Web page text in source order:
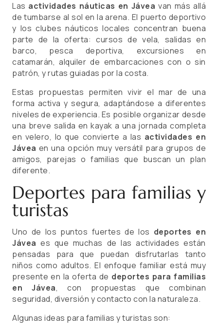
Las actividades náuticas en Jávea van más allá
de tumbarse al sol en la arena. El puerto deportivo
y los clubes náuticos locales concentran buena
parte de la oferta: cursos de vela, salidas en
barco, pesca deportiva, excursiones en
catamarán, alquiler de embarcaciones con o sin
patrón, y rutas guiadas por la costa.
Estas propuestas permiten vivir el mar de una
forma activa y segura, adaptándose a diferentes
niveles de experiencia. Es posible organizar desde
una breve salida en kayak a una jornada completa
en velero, lo que convierte a las actividades en
Jávea en una opción muy versátil para grupos de
amigos, parejas o familias que buscan un plan
diferente.
Deportes para familias y
turistas
Uno de los puntos fuertes de los deportes en
Jávea es que muchas de las actividades están
pensadas para que puedan disfrutarlas tanto
niños como adultos. El enfoque familiar está muy
presente en la oferta de deportes para familias
en Jávea, con propuestas que combinan
seguridad, diversión y contacto con la naturaleza.
Algunas ideas para familias y turistas son: